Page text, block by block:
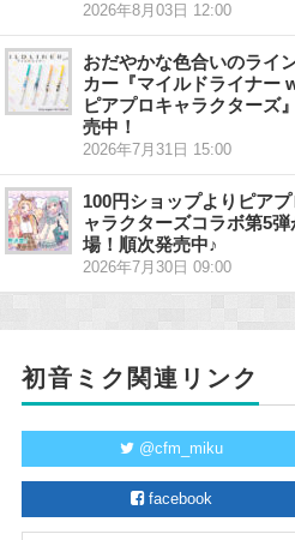
2026年8月03日 12:00
おだやかな色合いのライ
カー『マイルドライナー
ピアプロキャラクターズ
売中！
2026年7月31日 15:00
100円ショップよりピアプ
ャラクターズコラボ第5弾
場！順次発売中♪
2026年7月30日 09:00
初音ミク関連リンク
@cfm_miku
facebook